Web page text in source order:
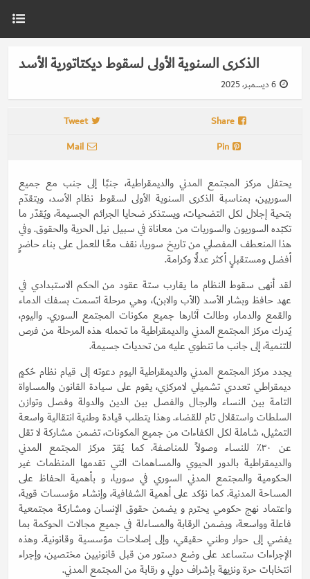
الذكرى السنوية الأولى لسقوط ديكتاتورية الأسد
6 ديسمبر، 2025
Share
Tweet
Pin
Mail
يحتفل مركز المجتمع المدني والديمقراطية، جنبًا إلى جنب مع جميع
السوريين، بمناسبة الذكرى السنوية الأولى لسقوط نظام الأسد، ويتقدّم
بتحية إجلال لكل التضحيات، ويستذكر ضحايا الجرائم الجسيمة، ويُقدّر ما
تكبّده السوريون والسوريات من معاناة في سبيل نيل الحرية والحقوق. وفي
هذا المنعطف المفصلي من تاريخ سوريا، نقف معًا للعمل على بناء حاضرٍ
أفضل ومستقبلٍ أكثر عدلًا وكرامة.
لقد أنهى سقوط النظام ما يقارب ستة عقود من الحكم الاستبدادي في
عهد حافظ وبشار الأسد (الأب والابن)، وهي مرحلة اتسمت بسفك الدماء
والقمع والدمار، وطالت آثارها جميع مكونات المجتمع السوري. واليوم،
يُدرك مركز المجتمع المدني والديمقراطية ما تحمله هذه المرحلة من فرص
للتنمية، إلى جانب ما تنطوي عليه من تحديات جسيمة.
يجدد مركز المجتمع المدني والديمقراطية اليوم دعوته إلى قيام نظام حُكمٍ
ديمقراطي تعددي تشميلي لامركزي، يقوم على سيادة القانون والمساواة
التامة بين النساء والرجال والفصل بين الدين والدولة وفصل وتوازن
السلطات واستقلال تام للقضاء. وهذا يتطلب قيادة وطنية انتقالية واسعة
التمثيل، شاملة لكل الكفاءات من جميع المكونات، تضمن مشاركة لا تقل
عن ٣٠٪ للنساء وصولاً للمناصفة. كما يُقرّ مركز المجتمع المدني
والديمقراطية بالدور الحيوي والمساهمات التي تقدمها المنظمات غير
الحكومية والمجتمع المدني السوري في سوريا، و بأهمية الحفاظ على
المساحة المدنية. كما نؤكد على أهمية الشفافية، وإنشاء مؤسسات قوية،
واعتماد نهج حكومي يحترم و يضمن حقوق الإنسان ومشاركة مجتمعية
فاعلة وواسعة، ويضمن الرقابة والمساءلة في جميع مجالات الحوكمة بما
يفضي إلى حوار وطني حقيقي، وإلى إصلاحات مؤسسية وقانونية. وهذه
الإجراءات ستساعد على وضع دستور من قبل قانونيين مختصين، وإجراء
انتخابات حرة ونزيهة بإشراف دولي و رقابة من المجتمع المدني.